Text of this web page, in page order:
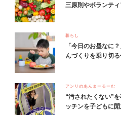
三原則やボランテ
暮らし
「今日のお昼なに
んづくりを乗り切
アンリのあんまーるーむ
“汚されたくない”
ッチンを子どもに